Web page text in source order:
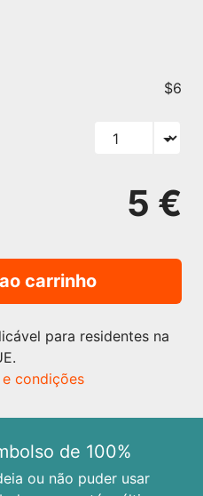
$6
5 €
carrinho
para residentes na
condições
de 100%
ou não puder usar